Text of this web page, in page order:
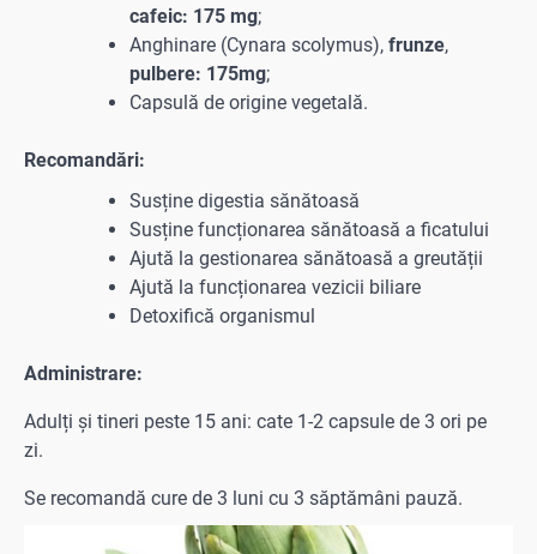
cafeic: 175 mg;
Anghinare (Cynara scolymus), frunze,
pulbere: 175mg;
Capsulă de origine vegetală.
Recomandări:
Susține digestia sănătoasă
Susține funcționarea sănătoasă a ficatului
Ajută la gestionarea sănătoasă a greutății
Ajută la funcționarea vezicii biliare
Detoxifică organismul
Administrare:
Adulți și tineri peste 15 ani: cate 1-2 capsule de 3 ori pe
zi.
Se recomandă cure de 3 luni cu 3 săptămâni pauză.